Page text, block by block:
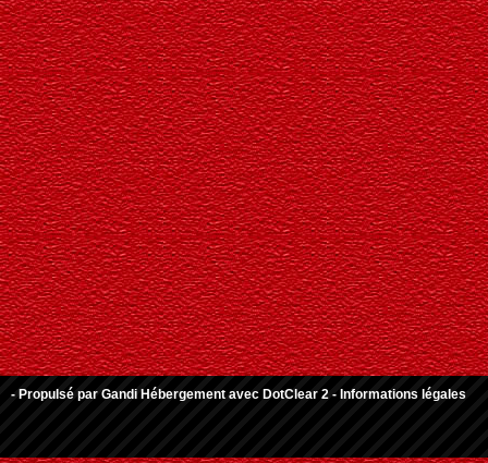
- Propulsé par Gandi Hébergement avec DotClear 2 - Informations légales